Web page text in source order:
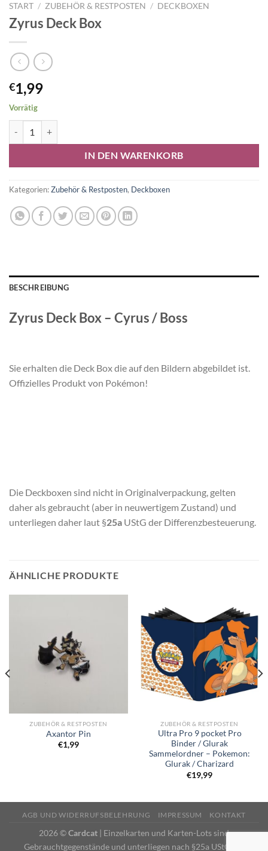
START / ZUBEHÖR & RESTPOSTEN / DECKBOXEN
Zyrus Deck Box
€1,99
Vorrätig
IN DEN WARENKORB
Alternative:
Kategorien:Zubehör & Restposten, Deckboxen
BESCHREIBUNG
Zyrus Deck Box – Cyrus / Boss
Sie erhalten die Deck Box die auf den Bildern abgebildet ist.
Offizielles Produkt von Pokémon!
Die Deckboxen sind nicht in Originalverpackung, gelten
daher als gebraucht (aber in neuwertigem Zustand) und
unterliegen daher laut §25a UStG der Differenzbesteuerung.
ÄHNLICHE PRODUKTE
ZUBEHÖR & RESTPOSTEN
Axantor Pin
€1,99
ZUBEHÖR & RESTPOSTEN
Ultra Pro 9 pocket Pro
Binder / Glurak
Sammelordner – Pokemon:
Glurak / Charizard
€19,99
AGB UND WIDERRUFSBELEHRUNG IMPRESSUM KONTAKT
2026 ©Cardcat | Einzelkarten und Karten-Lots sind
Gebrauchtgegenstände und unterliegen nach §25a UStG der